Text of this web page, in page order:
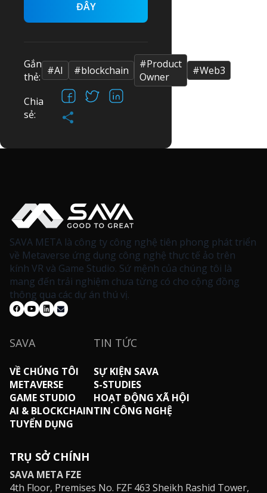
ĐÂY
Gắn
thẻ: #AI #blockchain
#Product
Owner
#Web3
Chia
sẻ:
Facebook
X
SAVA META là công ty công nghệ tiên phong phát triển
về Metaverse ứng dụng công nghệ thực tế ảo trên
kính VR và Game Studio. Sứ mệnh của chúng tôi là
mang đến trải nghiệm chưa từng có cho cộng đồng
thông qua các dự án thú vị.
SAVA
VỀ CHÚNG TÔI
METAVERSE
GAME STUDIO
AI & BLOCKCHAIN
TUYỂN DỤNG
TIN TỨC
SỰ KIỆN SAVA
S-STUDIES
HOẠT ĐỘNG XÃ HỘI
TIN CÔNG NGHỆ
TRỤ SỞ CHÍNH
SAVA META FZE
4th Floor, Premises No. FZF 463 Sheikh Rashid Tower,